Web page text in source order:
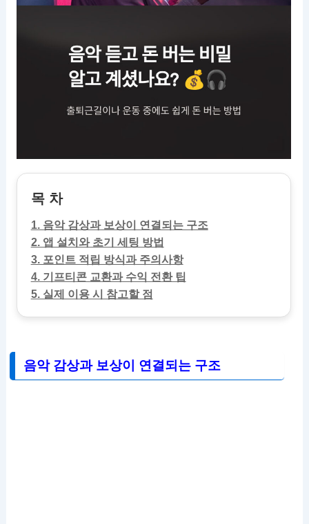
목 차
1. 음악 감상과 보상이 연결되는 구조
2. 앱 설치와 초기 세팅 방법
3. 포인트 적립 방식과 주의사항
4. 기프티콘 교환과 수익 전환 팁
5. 실제 이용 시 참고할 점
음악 감상과 보상이 연결되는 구조